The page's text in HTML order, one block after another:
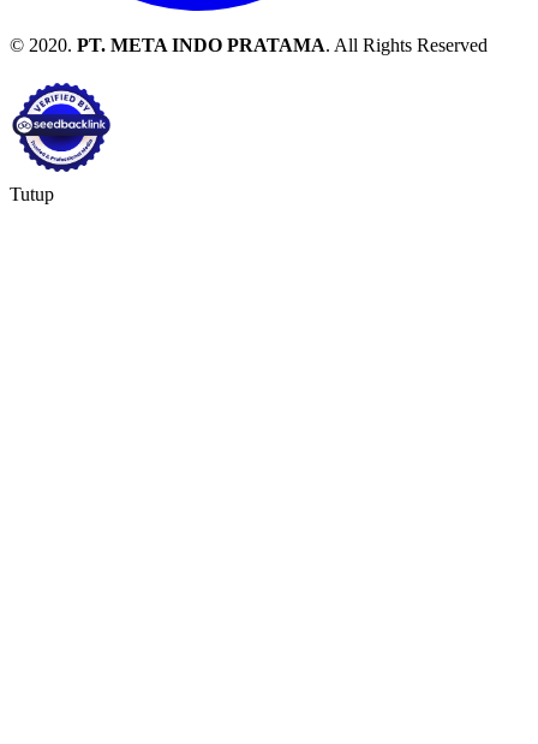
© 2020. PT. META INDO PRATAMA. All Rights Reserved
Tutup